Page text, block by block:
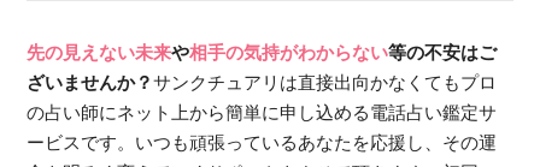
先の見えない未来や相手の気持がわからない等の不安はご
ざいませんか？サンクチュアリは直接出向かなくてもプロ
の占い師にネット上から簡単に申し込める電話占い鑑定サ
ービスです。いつも頑張っているあなたを応援し、その運